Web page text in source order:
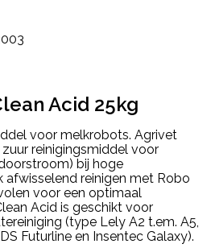
Acid 25kg
voor melkrobots. Agrivet
reinigingsmiddel voor
bij hoge
afwisselend reinigen met Robo
voor een optimaal
Acid is geschikt voor
(type Lely A2 t.em. A5,
Futurline en Insentec Galaxy).